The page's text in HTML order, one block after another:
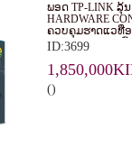
ພອດ TP-LINK ລຸ້ນ
HARDWARE
ຄວບຄຸມຮາດແວທີ່
ແລະ ຄວບຄຸມລະບົບ
EAPS ໃນຮູບແບບ
ທຸລະກິດ, ຮ້ານອາຫ
ຕ່າງໆ.
ID:3699
()